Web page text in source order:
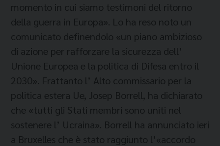
momento in cui siamo testimoni del ritorno
della guerra in Europa». Lo ha reso noto un
comunicato definendolo «un piano ambizioso
di azione per rafforzare la sicurezza dell’
Unione Europea e la politica di Difesa entro il
2030». Frattanto l’ Alto commissario per la
politica estera Ue, Josep Borrell, ha dichiarato
che «tutti gli Stati membri sono uniti nel
sostenere l’ Ucraina». Borrell ha annunciato ieri
a Bruxelles che è stato raggiunto l’«accordo